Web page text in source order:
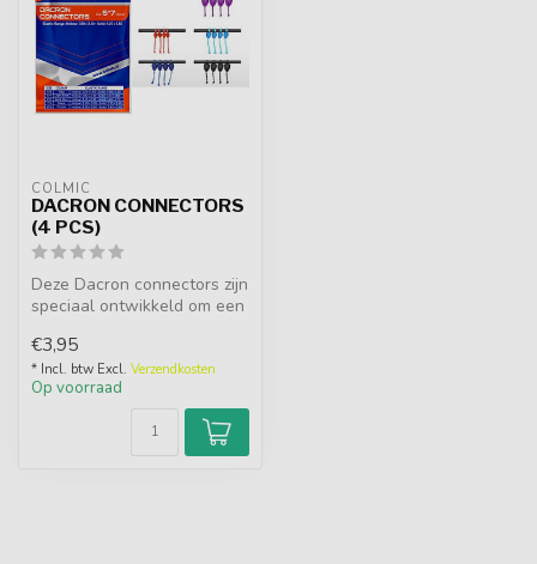
COLMIC
DACRON CONNECTORS
(4 PCS)
Deze Dacron connectors zijn
speciaal ontwikkeld om een
€3,95
* Incl. btw Excl. Verzendkosten
Op voorraad